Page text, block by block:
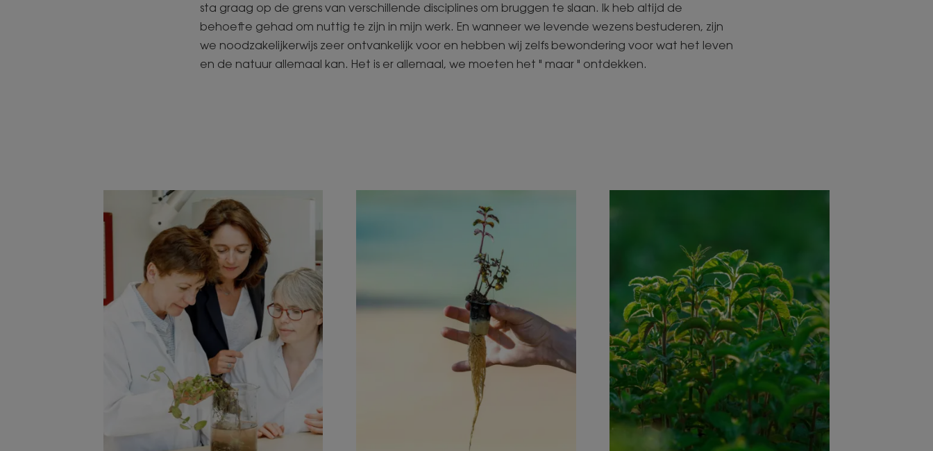
sta graag op de grens van verschillende disciplines om bruggen te slaan. Ik heb altijd de
behoefte gehad om nuttig te zijn in mijn werk. En wanneer we levende wezens bestuderen, zijn
we noodzakelijkerwijs zeer ontvankelijk voor en hebben wij zelfs bewondering voor wat het leven
en de natuur allemaal kan. Het is er allemaal, we moeten het " maar " ontdekken.